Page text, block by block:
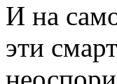
И на
эти